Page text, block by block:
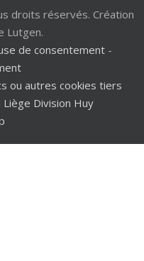
droits réservés. Création
Lutgen.
de consentement -
ou autres cookies tiers
Liège Division Huy